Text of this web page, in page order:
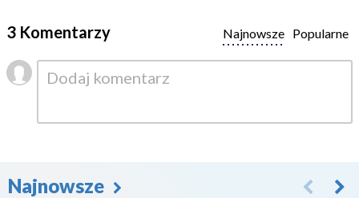
3 Komentarzy Popularne
Najnowsze
Najnowsze